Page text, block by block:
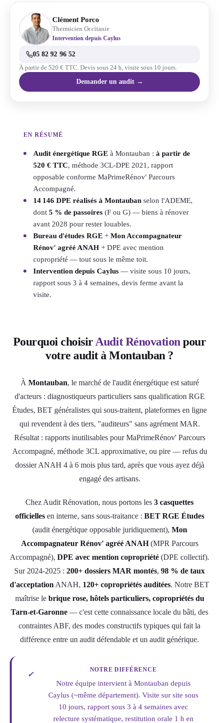
Clément Porco
Thermicien Occitanie
Intervention depuis Caylus
05 82 92 96 52
À partir de 520 € TTC. Devis sous 24 h, visite sous 10 jours.
Demander un audit →
EN RÉSUMÉ
Audit énergétique RGE à Montauban : à partir de
520 € TTC, méthode 3CL-DPE 2021, rapport
opposable conforme MaPrimeRénov' Parcours
Accompagné.
14 146 DPE réalisés à Montauban selon l'ADEME,
dont 5 % de passoires (F ou G) — biens à rénover
avant 2028 pour rester louables.
Bureau d'études RGE + Mon Accompagnateur
Rénov' agréé ANAH + DPE avec mention
copropriété — tout sous le même toit.
Intervention depuis Caylus — visite sous 10 jours,
rapport sous 3 à 4 semaines, devis ferme avant la
visite.
Pourquoi choisirAudit Rénovation pour
votre audit à Montauban ?
À Montauban, le marché de l'audit énergétique est saturé
d'acteurs : diagnostiqueurs particuliers sans qualification RGE
Études, BET généralistes qui sous-traitent, plateformes en ligne
qui revendent à des tiers, "auditeurs" sans agrément MAR.
Résultat : rapports inutilisables pour MaPrimeRénov' Parcours
Accompagné, méthode 3CL approximative, ou pire — refus du
dossier ANAH 4 à 6 mois plus tard, après que vous ayez déjà
engagé des artisans.
Chez Audit Rénovation, nous portons les 3 casquettes
officiellesen interne, sans sous-traitance : BET RGE Études
(audit énergétique opposable juridiquement), Mon
Accompagnateur Rénov' agréé ANAH(MPR Parcours
Accompagné), DPE avec mention copropriété (DPE collectif).
Sur 2024-2025 : 200+ dossiers MAR montés, 98 % de taux
d'acceptation ANAH, 120+ copropriétés auditées. Notre BET
maîtrise le brique rose, hôtels particuliers, copropriétés du
Tarn-et-Garonne — c'est cette connaissance locale du bâti, des
contraintes ABF, des modes constructifs typiques qui fait la
différence entre un audit défendable et un audit générique.
✓
NOTRE DIFFÉRENCE
Notre équipe intervient à Montauban depuis
Caylus (~même département). Visite sur site sous
10 jours, rapport sous 3 à 4 semaines avec
relecture systématique, restitution orale 1 h en